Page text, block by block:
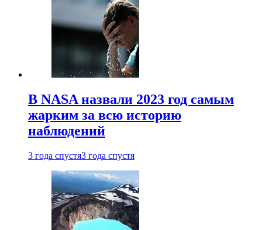
В NASA назвали 2023 год самым
жарким за всю историю
наблюдений
3 года спустя3 года спустя